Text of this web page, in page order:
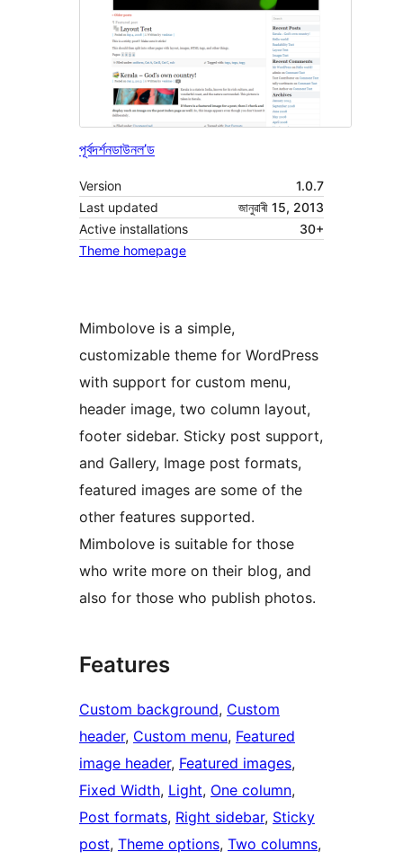
পূৰ্বদৰ্শনডাউনল’ড
Version
1.0.7
Last updated
জানুৱাৰী 15, 2013
Active installations
30+
Theme homepage
Mimbolove is a simple,
customizable theme for WordPress
with support for custom menu,
header image, two column layout,
footer sidebar. Sticky post support,
and Gallery, Image post formats,
featured images are some of the
other features supported.
Mimbolove is suitable for those
who write more on their blog, and
also for those who publish photos.
Features
Custom background, Custom
header, Custom menu, Featured
image header, Featured images
Fixed Width, Light, One column
Post formats, Right sidebar, Sticky
post, Theme options, Two columns